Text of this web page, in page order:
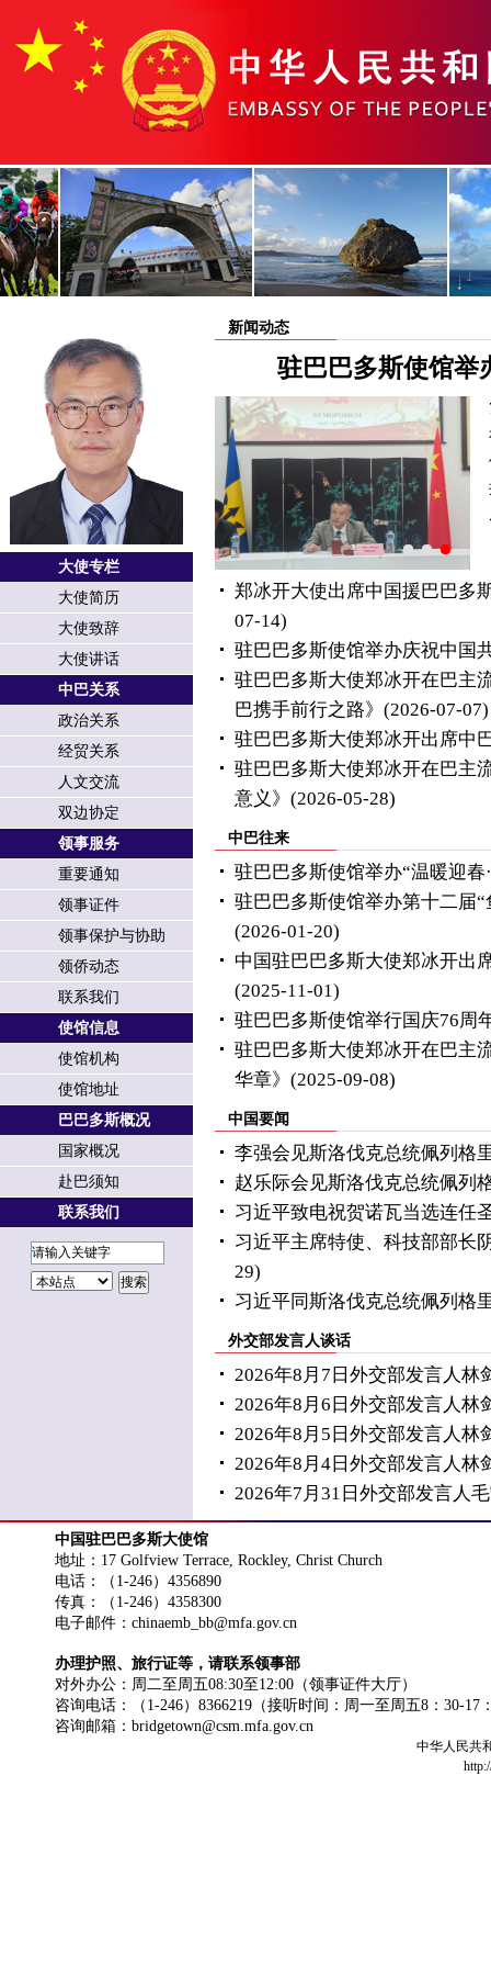
大使专栏
大使简历
大使致辞
大使讲话
中巴关系
政治关系
经贸关系
人文交流
双边协定
领事服务
重要通知
领事证件
领事保护与协助
领侨动态
联系我们
使馆信息
使馆机构
使馆地址
巴巴多斯概况
国家概况
赴巴须知
联系我们
新闻动态
驻巴巴多斯使馆举
郑冰开大使出席中国援巴巴多
07-14)
驻巴巴多斯使馆举办庆祝中国
驻巴巴多斯大使郑冰开在巴主
巴携手前行之路》 (2026-07-07)
驻巴巴多斯大使郑冰开出席中
驻巴巴多斯大使郑冰开在巴主
意义》 (2026-05-28)
中巴往来
驻巴巴多斯使馆举办“温暖迎
驻巴巴多斯使馆举办第十二届
(2026-01-20)
中国驻巴巴多斯大使郑冰开出
(2025-11-01)
驻巴巴多斯使馆举行国庆76周
驻巴巴多斯大使郑冰开在巴主
华章》 (2025-09-08)
中国要闻
李强会见斯洛伐克总统佩列格
赵乐际会见斯洛伐克总统佩列
习近平致电祝贺诺瓦当选连任
习近平主席特使、科技部部长
29)
习近平同斯洛伐克总统佩列格
外交部发言人谈话
2026年8月7日外交部发言人林
2026年8月6日外交部发言人林
2026年8月5日外交部发言人林
2026年8月4日外交部发言人林
2026年7月31日外交部发言人
中国驻巴巴多斯大使馆
地址：17 Golfview Terrace, Rockley, Christ Church
电话：（1-246）4356890
传真：（1-246）4358300
电子邮件：chinaemb_bb@mfa.gov.cn
办理护照、旅行证等，请联系领事部
对外办公：周二至周五08:30至12:00（领事证件大厅）
咨询电话：（1-246）8366219（接听时间：周一至周五8：30-17
咨询邮箱：bridgetown@csm.mfa.gov.cn
中华人民共